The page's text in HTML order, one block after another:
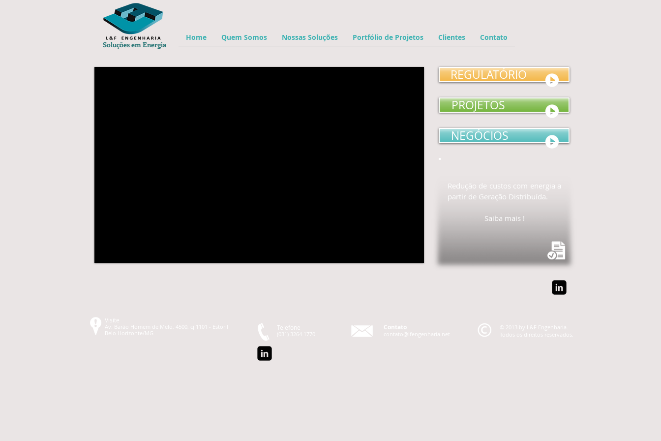
Soluções em Energia
Home Quem Somos Nossas Soluções Portfólio de Projetos Clientes Contato
REGULATÓRIO
PROJETOS
NEGÓCIOS
Redução de custos com energia a
partir de Geração Distribuída.
Saiba mais !
Visite
Av. Barão Homem de Melo, 4500, cj 1101 - Estoril
Belo Horizonte/MG
Telefone
(031) 3264 1770
Contato
contato@lfengenharia.net
© 2013 by L&F Engenharia.
Todos os direitos reservados.